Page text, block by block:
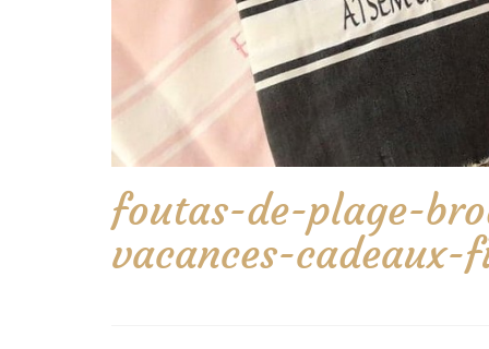
foutas-de-plage-
vacances-cadeaux-